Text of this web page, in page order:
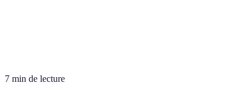
7 min de lecture